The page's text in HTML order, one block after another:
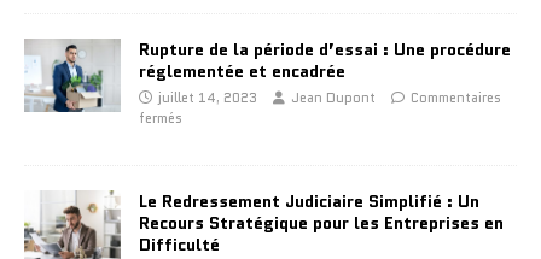
Rupture de la période d’essai : Une procédure
réglementée et encadrée
juillet 14, 2023 Jean Dupont
Commentaires
fermés
Le Redressement Judiciaire Simplifié : Un
Recours Stratégique pour les Entreprises en
Difficulté